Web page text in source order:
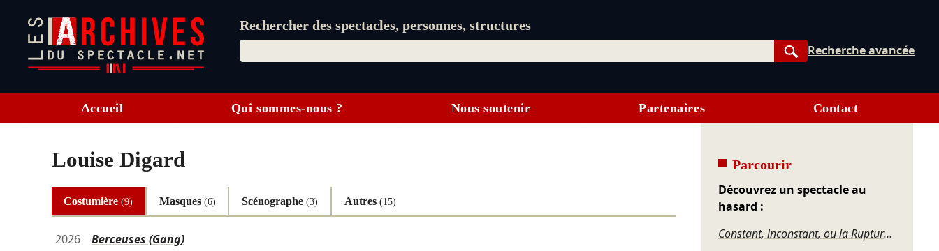
Rechercher des spectacles, personnes, structures
Rechercher
Recherche avancée
Accueil Qui sommes-nous ? Nous soutenir Partenaires Contact
Louise Digard
Costumière(9) Masques (6) Scénographe(3) Autres (15)
2026
Berceuses (Gang)
Parcourir
Découvrez un spectacle au
hasard :
Constant, inconstant, ou la Rupture impossible